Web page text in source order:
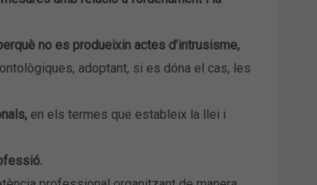
no es produeixin actes d’intrusisme,
adoptant, si es dóna el cas, les
en els termes que estableix la llei i